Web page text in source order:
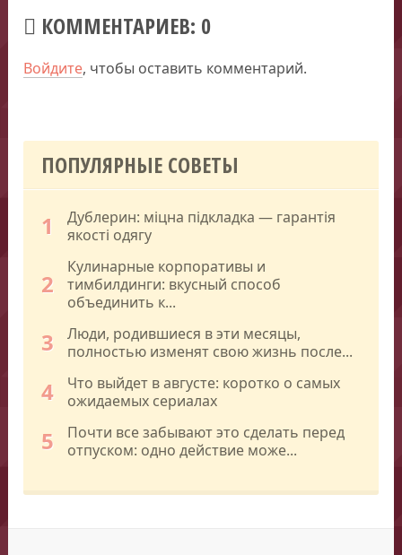
КОММЕНТАРИЕВ: 0
Войдите, чтобы оставить комментарий.
ПОПУЛЯРНЫЕ СОВЕТЫ
1
Дублерин: міцна підкладка — гарантія
якості одягу
2
Кулинарные корпоративы и
тимбилдинги: вкусный способ
объединить к...
3
Люди, родившиеся в эти месяцы,
полностью изменят свою жизнь после...
4
Что выйдет в августе: коротко о самых
ожидаемых сериалах
5
Почти все забывают это сделать перед
отпуском: одно действие може...